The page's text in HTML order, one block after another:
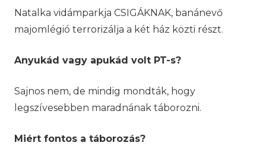
Natalka vidámparkja CSIGÁKNAK, banánevő
majomlégió terrorizálja a két ház közti részt.
Anyukád vagy apukád volt PT-s?
Sajnos nem, de mindig mondták, hogy
legszívesebben maradnának táborozni.
Miért fontos a táborozás?